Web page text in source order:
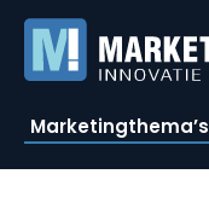
Marketingthema’s